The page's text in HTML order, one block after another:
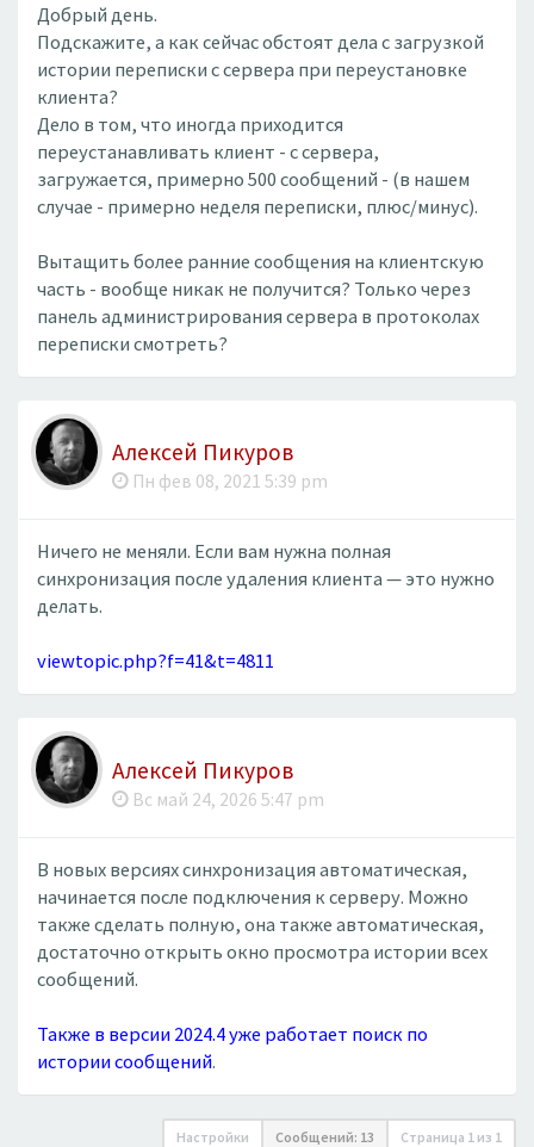
Добрый день.
Подскажите, а как сейчас обстоят дела с загрузкой
истории переписки с сервера при переустановке
клиента?
Дело в том, что иногда приходится
переустанавливать клиент - с сервера,
загружается, примерно 500 сообщений - (в нашем
случае - примерно неделя переписки, плюс/минус).
Вытащить более ранние сообщения на клиентскую
часть - вообще никак не получится? Только через
панель администрирования сервера в протоколах
переписки смотреть?
Алексей Пикуров
Пн фев 08, 2021 5:39 pm
Ничего не меняли. Если вам нужна полная
синхронизация после удаления клиента — это нужно
делать.
viewtopic.php?f=41&t=4811
Алексей Пикуров
Вс май 24, 2026 5:47 pm
В новых версиях синхронизация автоматическая,
начинается после подключения к серверу. Можно
также сделать полную, она также автоматическая,
достаточно открыть окно просмотра истории всех
сообщений.
Также в версии 2024.4 уже работает поиск по
истории сообщений.
Настройки Сообщений: 13 Страница 1 из 1